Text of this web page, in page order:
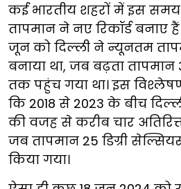
कई भारतीय शहरों में इस
तापमान ने नए रिकॉर्ड बनाए
जून को दिल्ली ने न्यूनतम
बनाया था, जब बढ़ता तापमान
तक पहुंच गया था। इस
कि 2018 से 2023 के बीच
की वजह से करीब चार
जब तापमान 25 डिग्री
किया गया।